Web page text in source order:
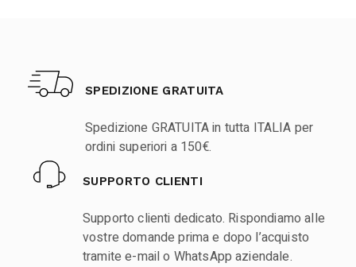
SPEDIZIONE GRATUITA
Spedizione GRATUITA in tutta ITALIA per
ordini superiori a 150€.
SUPPORTO CLIENTI
Supporto clienti dedicato. Rispondiamo alle
vostre domande prima e dopo l’acquisto
tramite e-mail o WhatsApp aziendale.